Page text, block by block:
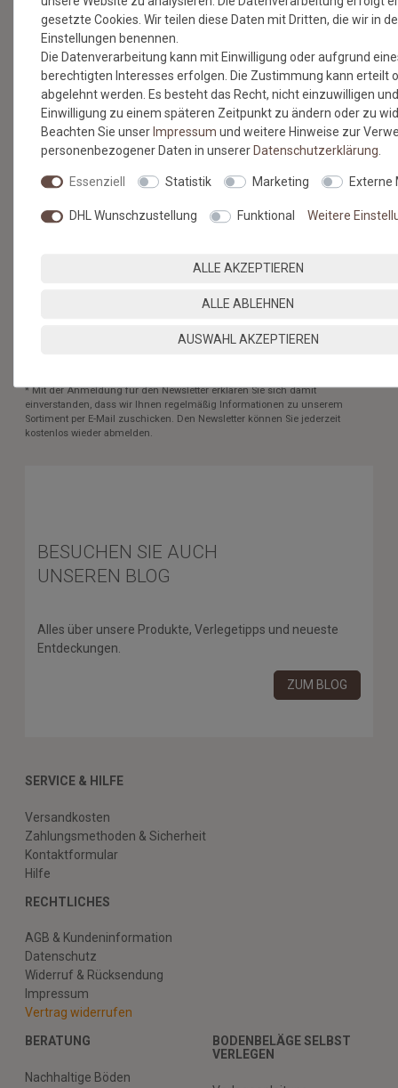
NEWSLETTER
Jetzt anmelden: Profitieren Sie von aktuellen Angeboten
und erfahren Sie von den neuesten Produkten als
erstes.*
E-MAIL **
Newsletter
Hiermit bestätige ich, dass ich die Daten­schutz­erklärung
* Mit der Anmeldung für den Newsletter erklären Sie sich damit
einverstanden, dass wir Ihnen regelmäßig Informationen zu unserem
Sortiment per E-Mail zuschicken. Den Newsletter können Sie jederzeit
kostenlos wieder abmelden.
BESUCHEN SIE AUCH
UNSEREN BLOG
Alles über unsere Produkte, Verlegetipps und neueste
Entdeckungen.
ZUM BLOG
SERVICE & HILFE
Versandkosten
Zahlungsmethoden & Sicherheit
Kontaktformular
Hilfe
RECHTLICHES
AGB & Kundeninformation
Datenschutz
Widerruf & Rücksendung
Impressum
Vertrag widerrufen
BERATUNG
Nachhaltige Böden
BODENBELÄGE SELBST
VERLEGEN
gesetzte Cookies. Wir teilen diese Daten mit Dritten, die wir in
Einstellungen benennen.
Die Datenverarbeitung kann mit Einwilligung oder aufgrund
berechtigten Interesses erfolgen. Die Zustimmung kann erteilt
abgelehnt werden. Es besteht das Recht, nicht einzuwilligen
Einwilligung zu einem späteren Zeitpunkt zu ändern oder zu
Beachten Sie unser Impressum und weitere Hinweise zur
personenbezogener Daten in unserer Daten­schutz­erklärung
Essenziell Statistik Marketing Externe
DHL Wunschzustellung Funktional Weitere
ALLE AKZEPTIEREN
ALLE ABLEHNEN
AUSWAHL AKZEPTIEREN